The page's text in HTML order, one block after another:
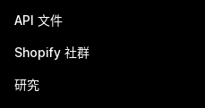
API 文件
Shopify 社群
研究